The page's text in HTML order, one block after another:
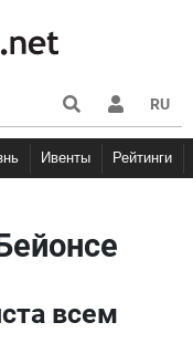
RU
Ивенты Рейтинги
всем